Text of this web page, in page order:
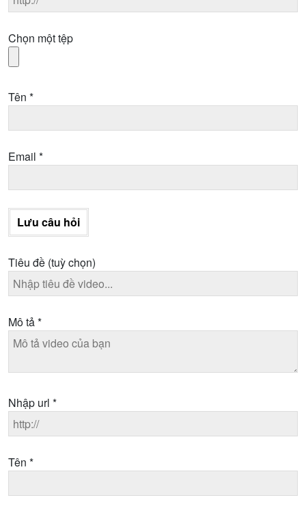
Chọn một tệp
Tên *
Email *
Lưu câu hỏi
Tiêu đề (tuỳ chọn)
Mô tả*
Nhập url *
Tên *